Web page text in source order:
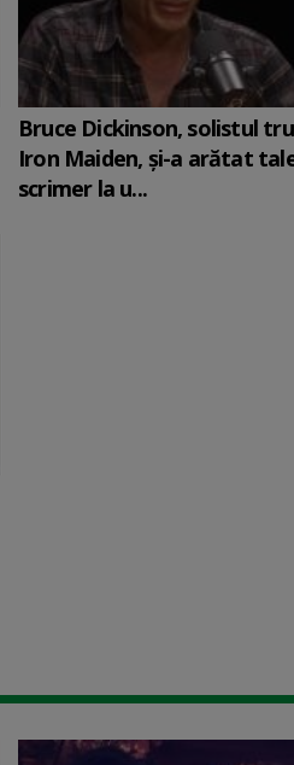
Bruce Dickinson, solistul
Iron Maiden, şi-a arătat
scrimer la u...